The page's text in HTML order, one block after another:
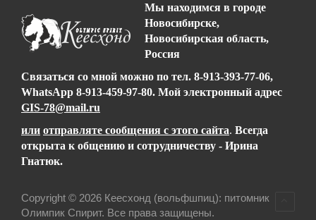
Мы находимся в городе
Новосибирске,
Новосибирская область,
Россия
Связаться со мной можно по тел. 8-913-393-77-06,
WhatsApp 8-913-459-97-80. Мой электронный адрес
GIS-78@mail.ru
или отправляте сообщения с этого сайта. Всегда
открыта к общению и сотрудничеству - Ирина
Гнатюк.
Copyright © 2026 Кеесхонд (вольфшпиц): питомник
Олимпик Спирит. Все права защищены.